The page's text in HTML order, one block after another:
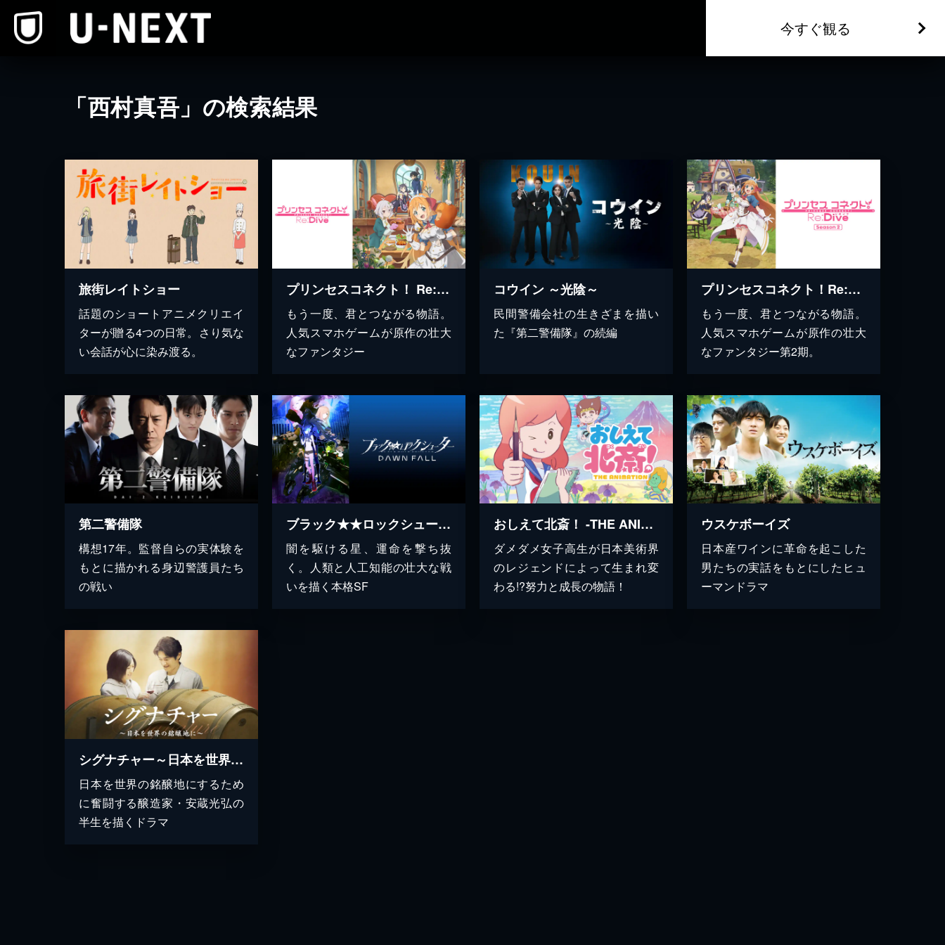
今すぐ観る
「西村真吾」の検索結果
旅街レイトショー
話題のショートアニメクリエイ
ターが贈る4つの日常。さり気な
い会話が心に染み渡る。
プリンセスコネクト！ Re:Dive
もう一度、君とつながる物語。
人気スマホゲームが原作の壮大
なファンタジー
コウイン ～光陰～
民間警備会社の生きざまを描い
た『第二警備隊』の続編
プリンセスコネクト！Re:Dive Season 2
もう一度、君とつながる物語。
人気スマホゲームが原作の壮大
なファンタジー第2期。
第二警備隊
構想17年。監督自らの実体験を
もとに描かれる身辺警護員たち
の戦い
ブラック★★ロックシューター DAWN FALL
闇を駆ける星、運命を撃ち抜
く。人類と人工知能の壮大な戦
いを描く本格SF
おしえて北斎！ -THE ANIMATION-
ダメダメ女子高生が日本美術界
のレジェンドによって生まれ変
わる!?努力と成長の物語！
ウスケボーイズ
日本産ワインに革命を起こした
男たちの実話をもとにしたヒュ
ーマンドラマ
シグナチャー～日本を世界の銘醸地に～
日本を世界の銘醸地にするため
に奮闘する醸造家・安蔵光弘の
半生を描くドラマ